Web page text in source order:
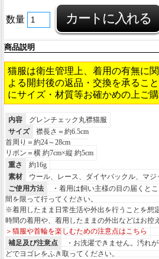
数量
商品説明
猫服は衛生管理上、着用の有無に
よる開封後の返品・交換を承るこ
にサイズ・材質等お確かめの上ご購
内容
グレンチェック丸襟猫服
サイズ
襟長さ＝約6.5cm
首周り＝約24～28cm
リボン＝横 約7cm×縦 約5cm
重さ
約16g
素材
ウール、レース、ダイヤバックル、マジ
ご使用方法
・着用は飼い主様の目の届くと
間を限って行ってください。
※着用したまま日常生活や外出を行うことを想
時間の着用や、着用したままの外出などはお控
＞猫服や首輪を楽しむための注意点はこちら
補足及び注意点
・お洗濯できません。汚れ
どでヨゴレをふき取ってください。